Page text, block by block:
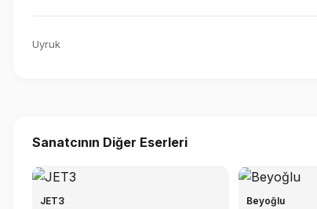
Uyruk
Sanatcının Diğer Eserleri
JET3 Beyoğlu